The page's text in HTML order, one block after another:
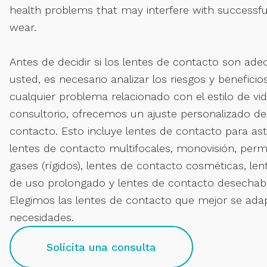
health problems that may interfere with
wear.
Antes de decidir si los lentes de contacto son
usted, es necesario analizar los riesgos y
cualquier problema relacionado con el estilo de
consultorio, ofrecemos un ajuste personalizado
contacto. Esto incluye lentes de contacto para
lentes de contacto multifocales, monovisión,
gases (rígidos), lentes de contacto cosméticas,
de uso prolongado y lentes de contacto
Elegimos las lentes de contacto que mejor se
necesidades.
Solicita una consulta